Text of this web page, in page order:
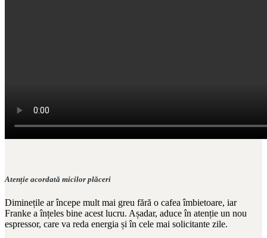
Atenție acordată micilor plăceri
Diminețile ar începe mult mai greu fără o cafea îmbietoare, iar
Franke a înțeles bine acest lucru. Așadar, aduce în atenție un nou
espressor, care va reda energia și în cele mai solicitante zile.